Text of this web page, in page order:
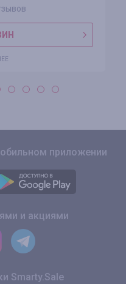
приложении
и акциями
Smarty.Sale